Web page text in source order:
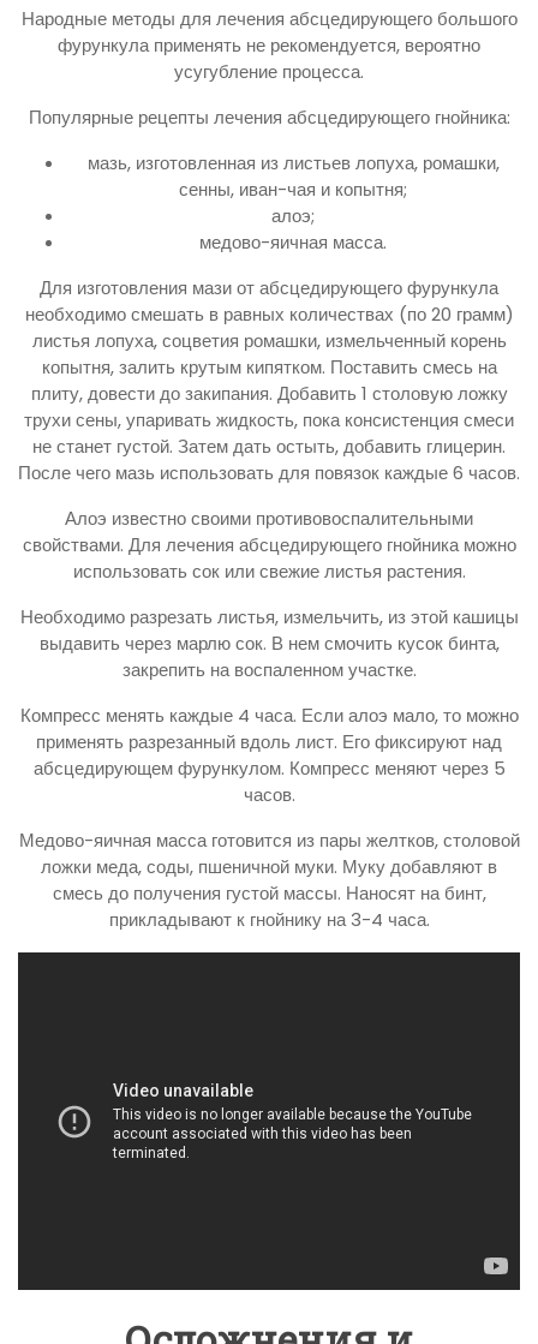
Народные методы для лечения абсцедирующего большого
фурункула применять не рекомендуется, вероятно
усугубление процесса.
Популярные рецепты лечения абсцедирующего гнойника:
мазь, изготовленная из листьев лопуха, ромашки,
сенны, иван-чая и копытня;
алоэ;
медово-яичная масса.
Для изготовления мази от абсцедирующего фурункула
необходимо смешать в равных количествах (по 20 грамм)
листья лопуха, соцветия ромашки, измельченный корень
копытня, залить крутым кипятком. Поставить смесь на
плиту, довести до закипания. Добавить 1 столовую ложку
трухи сены, упаривать жидкость, пока консистенция смеси
не станет густой. Затем дать остыть, добавить глицерин.
После чего мазь использовать для повязок каждые 6 часов.
Алоэ известно своими противовоспалительными
свойствами. Для лечения абсцедирующего гнойника можно
использовать сок или свежие листья растения.
Необходимо разрезать листья, измельчить, из этой кашицы
выдавить через марлю сок. В нем смочить кусок бинта,
закрепить на воспаленном участке.
Компресс менять каждые 4 часа. Если алоэ мало, то можно
применять разрезанный вдоль лист. Его фиксируют над
абсцедирующем фурункулом. Компресс меняют через 5
часов.
Медово-яичная масса готовится из пары желтков, столовой
ложки меда, соды, пшеничной муки. Муку добавляют в
смесь до получения густой массы. Наносят на бинт,
прикладывают к гнойнику на 3-4 часа.